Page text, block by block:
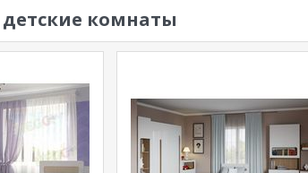
комнаты